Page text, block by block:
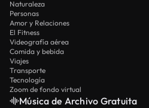
Naturaleza
Personas
Amor y Relaciones
El Fitness
Videografía aérea
Comida y bebida
Viajes
Transporte
Tecnología
Zoom de fondo virtual
Música de Archivo Gratuita